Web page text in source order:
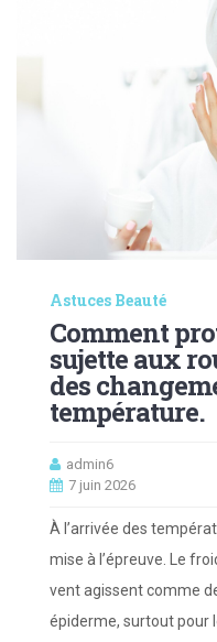
Astuces Beauté
Comment
sujette aux
des
température.
admin6
7 juin 2026
À l’arrivée des
mise à l’épreuve. Le
vent agissent comme
épiderme, surtout pour